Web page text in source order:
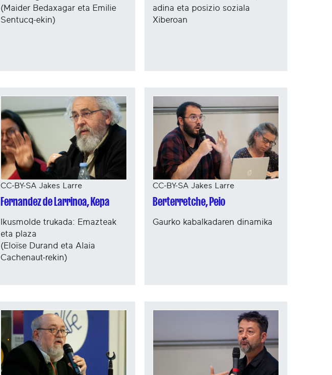
(Maider Bedaxagar eta Emilie
Sentucq-ekin)
adina eta posizio soziala
Xiberoan
CC-BY-SA Jakes Larre
Fernandez de Larrinoa, Kepa
Ikusmolde trukada: Emazteak
eta plaza
(Eloïse Durand eta Alaia
Cachenaut-rekin)
CC-BY-SA Jakes Larre
Berterretche, Peio
Gaurko kabalkadaren dinamika